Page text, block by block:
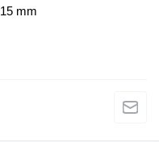
15 mm